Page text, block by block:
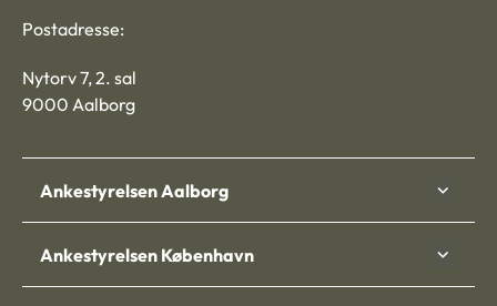
Postadresse:
Nytorv 7, 2. sal
9000 Aalborg
Ankestyrelsen Aalborg
Ankestyrelsen København